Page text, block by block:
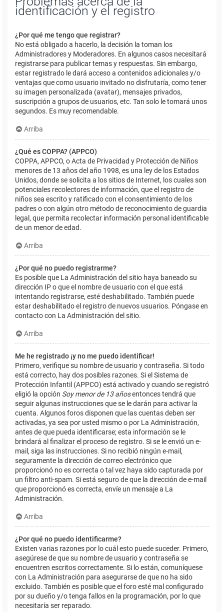
identificación y el registro
¿Por qué me tengo que registrar?
No está obligado a hacerlo, la decisión la toman los
Administradores y Moderadores. En algunos casos necesitará
registrarse para publicar temas y respuestas. Sin embargo,
estar registrado le dará acceso a contenidos adicionales y/o
ventajas que como usuario invitado no disfrutaría, como tener
su imagen personalizada (avatar), mensajes privados,
suscripción a grupos de usuarios, etc. Tan solo le tomará unos
segundos. Es muy recomendable.
Arriba
¿Qué es COPPA? (APPCO)
COPPA, APPCO, o Acta de Privacidad y Protección de Niños
menores de 13 años del año 1998, es una ley de los Estados
Unidos, donde se solicita a los sitios de Internet, los cuales son
potenciales recolectores de información, que el registro de
niños sea escrito y ratificado con el consentimiento de los
padres o con algún otro método de reconocimiento de guardia
legal, que permita recolectar información personal identificable
de un menor de edad.
Arriba
¿Por qué no puedo registrarme?
Es posible que La Administración del sitio haya baneado su
dirección IP o que el nombre de usuario con el que está
intentando registrarse, esté deshabilitado. También puede
estar deshabilitado el registro de nuevos usuarios. Póngase en
contacto con La Administración del sitio.
Arriba
Me he registrado ¡y no me puedo identificar!
Primero, verifique su nombre de usuario y contraseña. Si todo
está correcto, hay dos posibles razones. Si el Sistema de
Protección Infantil (APPCO) está activado y cuando se registró
eligió la opción Soy menor de 13 añosentonces tendrá que
seguir algunas instrucciones que se le darán para activar la
cuenta. Algunos foros disponen que las cuentas deben ser
activadas, ya sea por usted mismo o por La Administración,
antes de que pueda identificarse; esta información se le
brindará al finalizar el proceso de registro. Si se le envió un e-
mail, siga las instrucciones. Si no recibió ningún e-mail,
seguramente la dirección de correo electrónico que
proporcionó no es correcta o tal vez haya sido capturada por
un filtro anti-spam. Si está seguro de que la dirección de e-mail
que proporcionó es correcta, envíe un mensaje a La
Administración.
Arriba
¿Por qué no puedo identificarme?
Existen varias razones por lo cuál esto puede suceder. Primero,
asegúrese de que su nombre de usuario y contraseña se
encuentren escritos correctamente. Si lo están, comuníquese
con La Administración para asegurarse de que no ha sido
excluido. También es posible que el foro esté mal configurado
por su dueño y/o tenga fallos en la programación, por lo que
necesitaría ser reparado.